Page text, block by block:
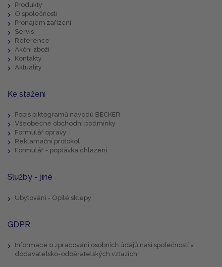
Produkty
O společnosti
Pronájem zařízení
Servis
Reference
Akční zboží
Kontakty
Aktuality
Ke stažení
Popis piktogramů návodů BECKER
Všeobecné obchodní podmínky
Formulář opravy
Reklamační protokol
Formulář - poptávka chlazení
Služby - jiné
Ubytování - Opilé sklepy
GDPR
Informace o zpracování osobních údajů naší společností v
dodavatelsko-odběratelských vztazích